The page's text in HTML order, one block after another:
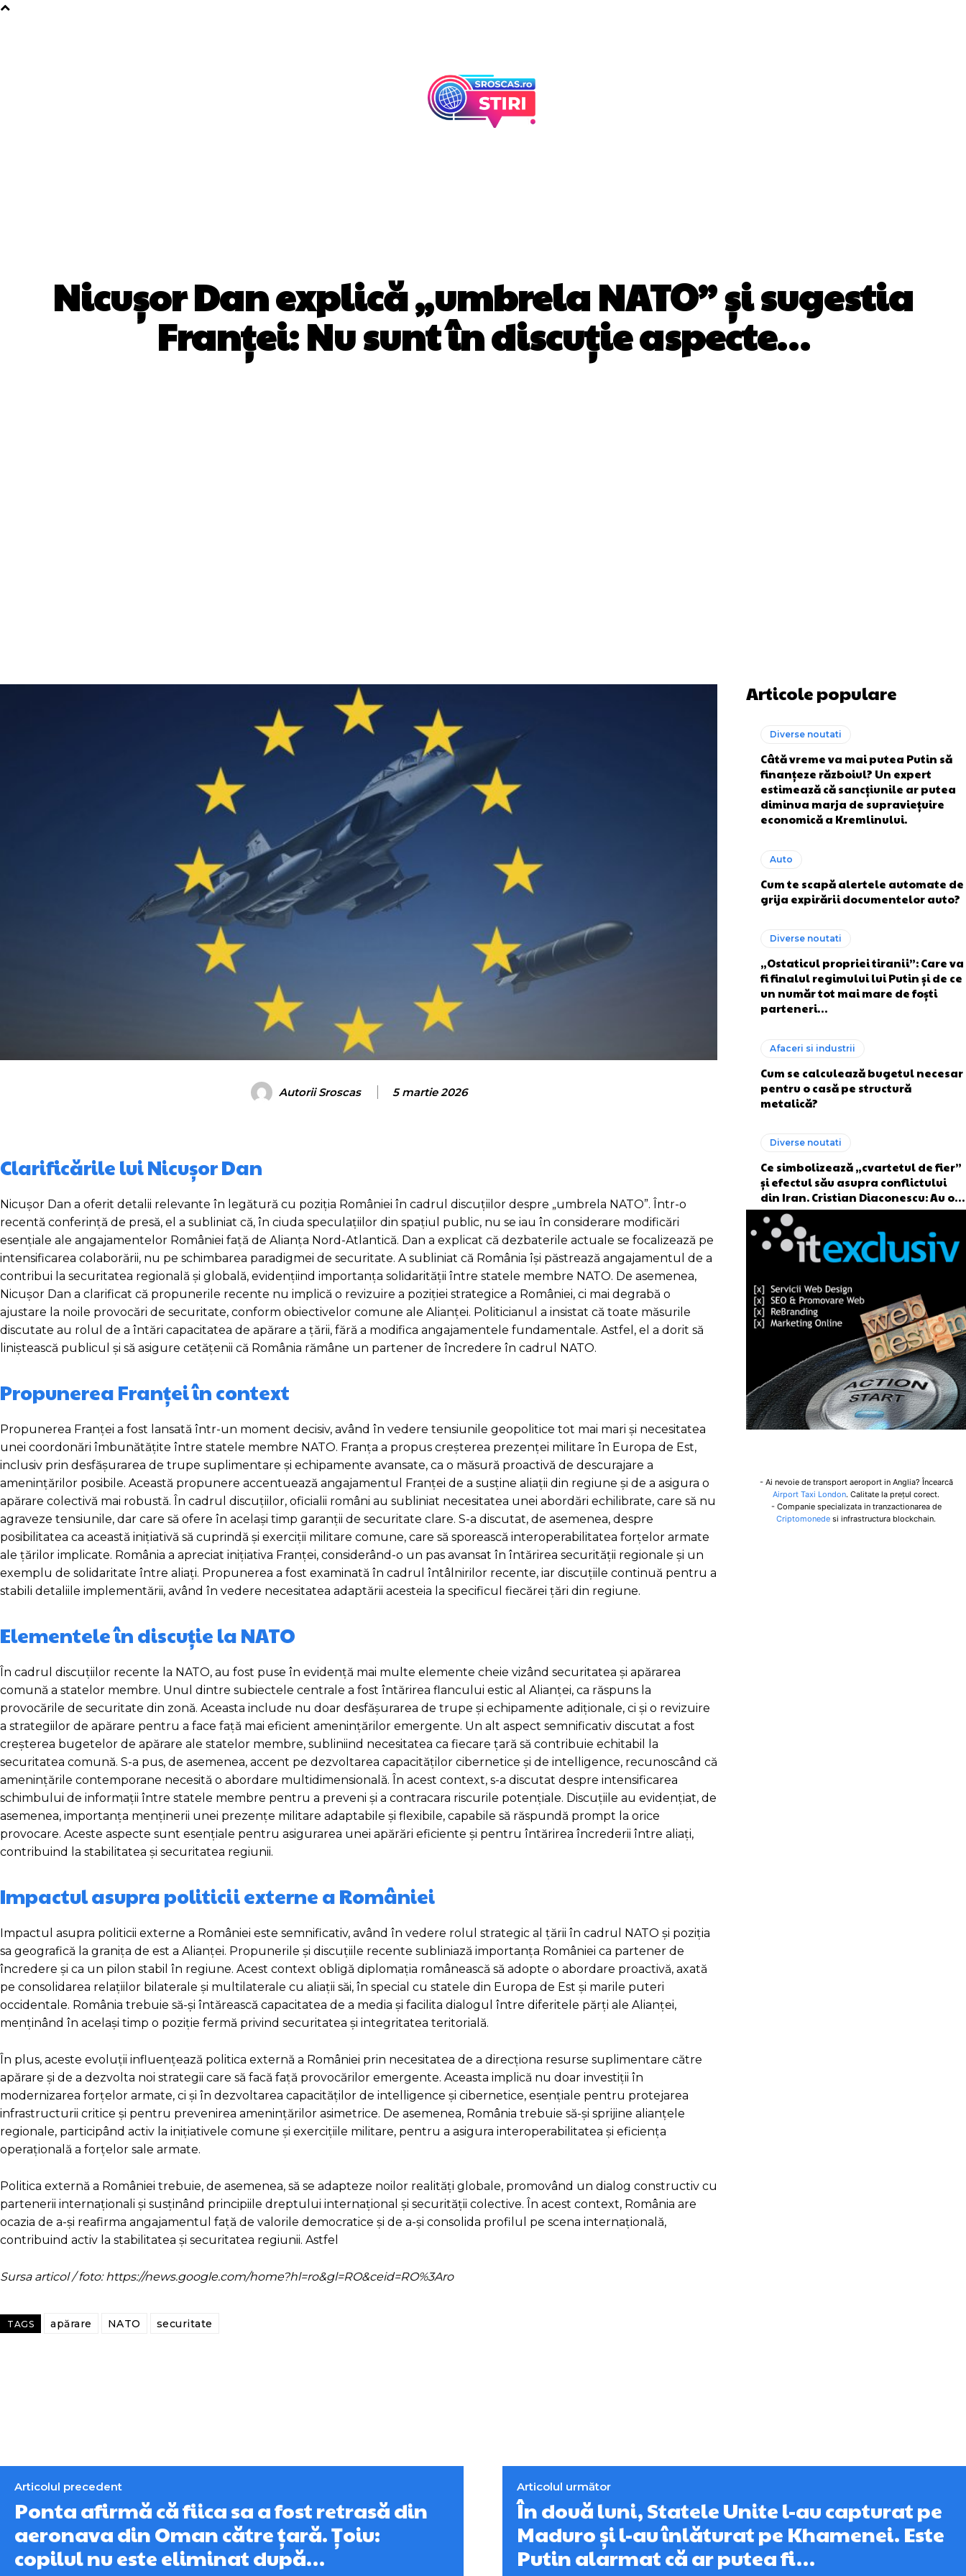
Nicușor Dan explică „umbrela NATO” și sugestia
Franței: Nu sunt în discuție aspecte…
Autorii Sroscas 5 martie 2026
Clarificările lui Nicușor Dan
Nicușor Dan a oferit detalii relevante în legătură cu poziția României în cadrul discuțiilor despre „umbrela NATO”. Într-o
recentă conferință de presă, el a subliniat că, în ciuda speculațiilor din spațiul public, nu se iau în considerare modificări
esențiale ale angajamentelor României față de Alianța Nord-Atlantică. Dan a explicat că dezbaterile actuale se focalizează pe
intensificarea colaborării, nu pe schimbarea paradigmei de securitate. A subliniat că România își păstrează angajamentul de a
contribui la securitatea regională și globală, evidențiind importanța solidarității între statele membre NATO. De asemenea,
Nicușor Dan a clarificat că propunerile recente nu implică o revizuire a poziției strategice a României, ci mai degrabă o
ajustare la noile provocări de securitate, conform obiectivelor comune ale Alianței. Politicianul a insistat că toate măsurile
discutate au rolul de a întări capacitatea de apărare a țării, fără a modifica angajamentele fundamentale. Astfel, el a dorit să
liniștească publicul și să asigure cetățenii că România rămâne un partener de încredere în cadrul NATO.
Propunerea Franței în context
Propunerea Franței a fost lansată într-un moment decisiv, având în vedere tensiunile geopolitice tot mai mari și necesitatea
unei coordonări îmbunătățite între statele membre NATO. Franța a propus creșterea prezenței militare în Europa de Est,
inclusiv prin desfășurarea de trupe suplimentare și echipamente avansate, ca o măsură proactivă de descurajare a
amenințărilor posibile. Această propunere accentuează angajamentul Franței de a susține aliații din regiune și de a asigura o
apărare colectivă mai robustă. În cadrul discuțiilor, oficialii români au subliniat necesitatea unei abordări echilibrate, care să nu
agraveze tensiunile, dar care să ofere în același timp garanții de securitate clare. S-a discutat, de asemenea, despre
posibilitatea ca această inițiativă să cuprindă și exerciții militare comune, care să sporească interoperabilitatea forțelor armate
ale țărilor implicate. România a apreciat inițiativa Franței, considerând-o un pas avansat în întărirea securității regionale și un
exemplu de solidaritate între aliați. Propunerea a fost examinată în cadrul întâlnirilor recente, iar discuțiile continuă pentru a
stabili detaliile implementării, având în vedere necesitatea adaptării acesteia la specificul fiecărei țări din regiune.
Elementele în discuție la NATO
În cadrul discuțiilor recente la NATO, au fost puse în evidență mai multe elemente cheie vizând securitatea și apărarea
comună a statelor membre. Unul dintre subiectele centrale a fost întărirea flancului estic al Alianței, ca răspuns la
provocările de securitate din zonă. Aceasta include nu doar desfășurarea de trupe și echipamente adiționale, ci și o revizuire
a strategiilor de apărare pentru a face față mai eficient amenințărilor emergente. Un alt aspect semnificativ discutat a fost
creșterea bugetelor de apărare ale statelor membre, subliniind necesitatea ca fiecare țară să contribuie echitabil la
securitatea comună. S-a pus, de asemenea, accent pe dezvoltarea capacităților cibernetice și de intelligence, recunoscând că
amenințările contemporane necesită o abordare multidimensională. În acest context, s-a discutat despre intensificarea
schimbului de informații între statele membre pentru a preveni și a contracara riscurile potențiale. Discuțiile au evidențiat, de
asemenea, importanța menținerii unei prezențe militare adaptabile și flexibile, capabile să răspundă prompt la orice
provocare. Aceste aspecte sunt esențiale pentru asigurarea unei apărări eficiente și pentru întărirea încrederii între aliați,
contribuind la stabilitatea și securitatea regiunii.
Impactul asupra politicii externe a României
Impactul asupra politicii externe a României este semnificativ, având în vedere rolul strategic al țării în cadrul NATO și poziția
sa geografică la granița de est a Alianței. Propunerile și discuțiile recente subliniază importanța României ca partener de
încredere și ca un pilon stabil în regiune. Acest context obligă diplomația românească să adopte o abordare proactivă, axată
pe consolidarea relațiilor bilaterale și multilaterale cu aliații săi, în special cu statele din Europa de Est și marile puteri
occidentale. România trebuie să-și întărească capacitatea de a media și facilita dialogul între diferitele părți ale Alianței,
menținând în același timp o poziție fermă privind securitatea și integritatea teritorială.
În plus, aceste evoluții influențează politica externă a României prin necesitatea de a direcționa resurse suplimentare către
apărare și de a dezvolta noi strategii care să facă față provocărilor emergente. Aceasta implică nu doar investiții în
modernizarea forțelor armate, ci și în dezvoltarea capacităților de intelligence și cibernetice, esențiale pentru protejarea
infrastructurii critice și pentru prevenirea amenințărilor asimetrice. De asemenea, România trebuie să-și sprijine alianțele
regionale, participând activ la inițiativele comune și exercițiile militare, pentru a asigura interoperabilitatea și eficiența
operațională a forțelor sale armate.
Politica externă a României trebuie, de asemenea, să se adapteze noilor realități globale, promovând un dialog constructiv cu
partenerii internaționali și susținând principiile dreptului internațional și securității colective. În acest context, România are
ocazia de a-și reafirma angajamentul față de valorile democratice și de a-și consolida profilul pe scena internațională,
contribuind activ la stabilitatea și securitatea regiunii. Astfel
Sursa articol / foto: https://news.google.com/home?hl=ro&gl=RO&ceid=RO%3Aro
TAGS apărare NATO securitate
Articole populare
Diverse noutati
Câtă vreme va mai putea Putin să
finanțeze războiul? Un expert
estimează că sancțiunile ar putea
diminua marja de supraviețuire
economică a Kremlinului.
Auto
Cum te scapă alertele automate de
grija expirării documentelor auto?
Diverse noutati
„Ostaticul propriei tiranii”: Care va
fi finalul regimului lui Putin și de ce
un număr tot mai mare de foști
parteneri…
Afaceri si industrii
Cum se calculează bugetul necesar
pentru o casă pe structură
metalică?
Diverse noutati
Ce simbolizează „cvartetul de fier”
și efectul său asupra conflictului
din Iran. Cristian Diaconescu: Au o…
- Ai nevoie de transport aeroport in Anglia? Încearcă
Airport Taxi London. Calitate la prețul corect.
- Companie specializata in tranzactionarea de
Criptomonede si infrastructura blockchain.
Articolul precedent
Ponta afirmă că fiica sa a fost retrasă din
aeronava din Oman către țară. Țoiu:
copilul nu este eliminat după…
Articolul următor
În două luni, Statele Unite l-au capturat pe
Maduro și l-au înlăturat pe Khamenei. Este
Putin alarmat că ar putea fi…